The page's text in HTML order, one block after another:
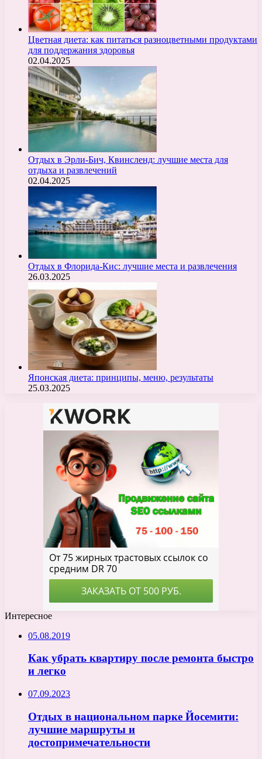
Цветная диета: как питаться разноцветными продуктами
для поддержания здоровья
02.04.2025
Отдых в Эрли-Бич, Квинсленд: лучшие места для
отдыха и развлечений
02.04.2025
Отдых в Флорида-Кис: лучшие места и развлечения
26.03.2025
Японская диета: принципы, меню, результаты
25.03.2025
Интересное
05.08.2019
Как убрать квартиру после ремонта быстро
и легко
07.09.2023
Отдых в национальном парке Йосемити:
лучшие маршруты и
достопримечательности